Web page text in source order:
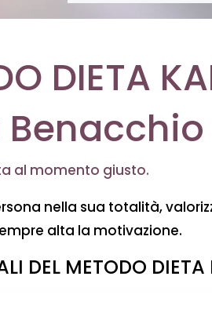
DIETA
Benacchio
al momento giusto.
nella sua totalità,
alta la motivazione.
DEL METODO DIETA